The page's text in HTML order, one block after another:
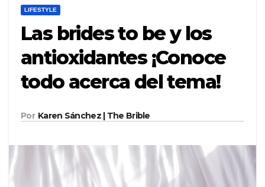
LIFESTYLE
Las brides to be y los
antioxidantes ¡Conoce
todo acerca del tema!
Por Karen Sánchez | The Brible